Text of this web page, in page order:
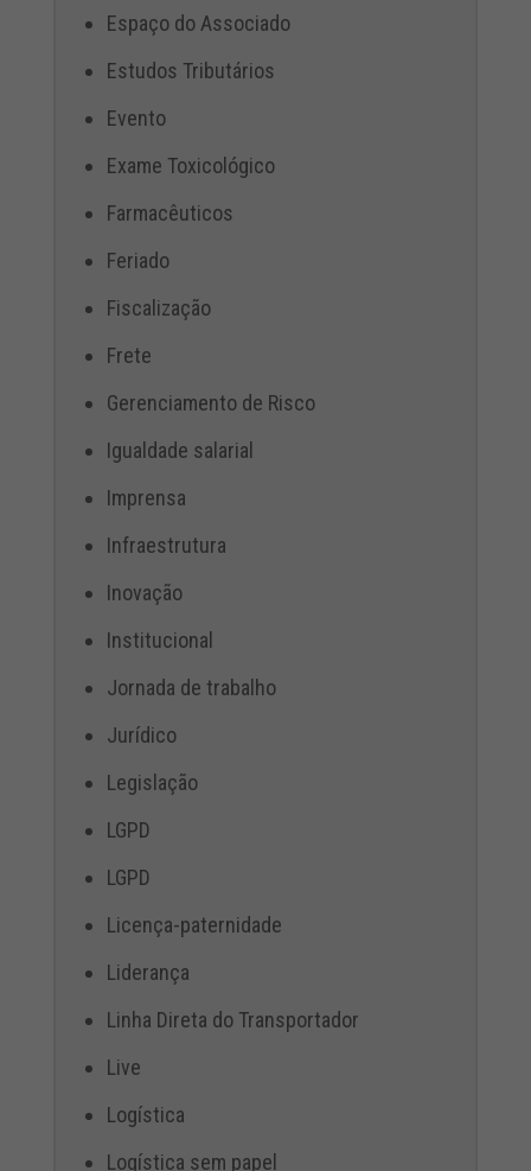
Espaço do Associado
Estudos Tributários
Evento
Exame Toxicológico
Farmacêuticos
Feriado
Fiscalização
Frete
Gerenciamento de Risco
Igualdade salarial
Imprensa
Infraestrutura
Inovação
Institucional
Jornada de trabalho
Jurídico
Legislação
LGPD
LGPD
Licença-paternidade
Liderança
Linha Direta do Transportador
Live
Logística
Logística sem papel